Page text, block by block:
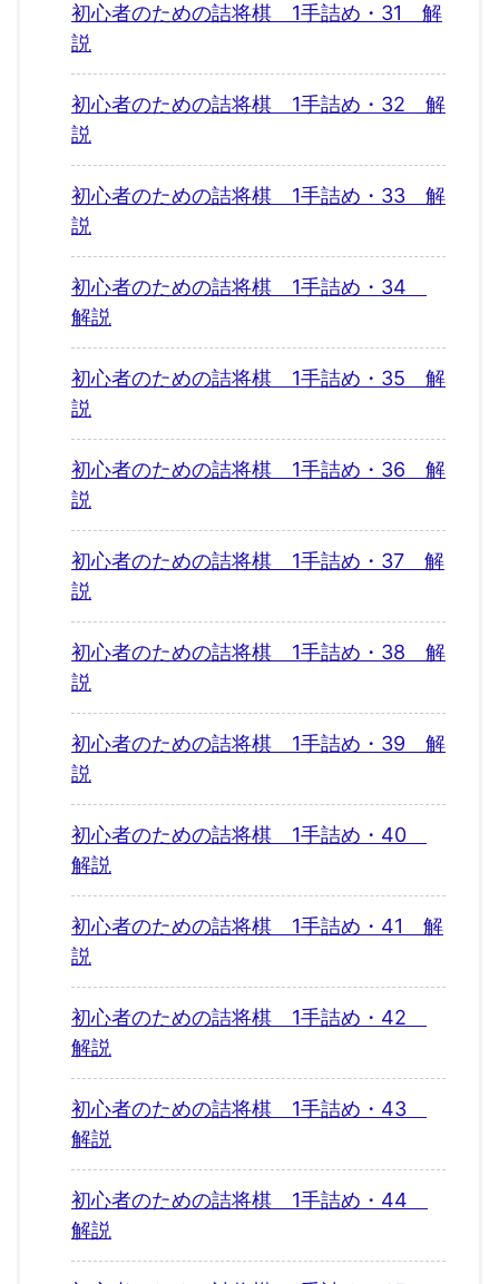
初心者のための詰将棋 1手詰め・31 解
説
初心者のための詰将棋 1手詰め・32 解
説
初心者のための詰将棋 1手詰め・33 解
説
初心者のための詰将棋 1手詰め・34
解説
初心者のための詰将棋 1手詰め・35 解
説
初心者のための詰将棋 1手詰め・36 解
説
初心者のための詰将棋 1手詰め・37 解
説
初心者のための詰将棋 1手詰め・38 解
説
初心者のための詰将棋 1手詰め・39 解
説
初心者のための詰将棋 1手詰め・40
解説
初心者のための詰将棋 1手詰め・41 解
説
初心者のための詰将棋 1手詰め・42
解説
初心者のための詰将棋 1手詰め・43
解説
初心者のための詰将棋 1手詰め・44
解説